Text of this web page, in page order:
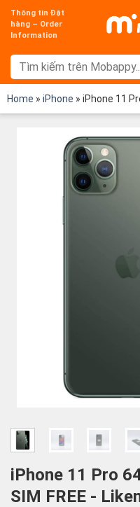
Chuyển
đến
dung
Thông tin Đặt
hàng – Order
Information
Home » iPhone » iPhone 11
iPhone 11 Pro
SIM FREE -